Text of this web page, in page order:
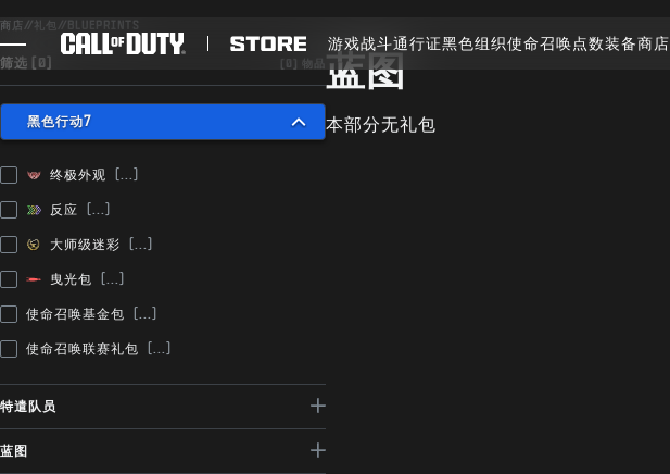
SKIP TO MAIN CONTENT
游戏
新闻
商店
电竞
游戏战斗通行证黑色组织使命召唤点数装备商店
商店//礼包 // BLUEPRINTS
筛选 (0) (0) 物品
黑色行动7
黑色行动6
战争地带™
终极外观
反应
大师级迷彩
曳光包
使命召唤基金包
使命召唤联赛礼包
特遣队员
蓝图
蓝图
本部分无礼包